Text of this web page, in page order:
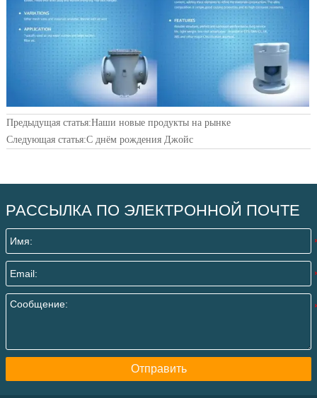
Предыдущая статья:Наши новые продукты на рынке
Следующая статья:С днём рождения Джойс
РАССЫЛКА ПО ЭЛЕКТРОННОЙ ПОЧТЕ
Отправить